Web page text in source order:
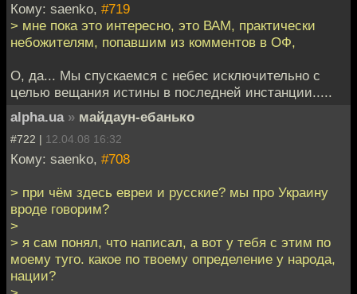
Кому: saenko, #719
> мне пока это интересно, это ВАМ, практически
небожителям, попавшим из комментов в ОФ,
О, да... Мы спускаемся с небес исключительно с
целью вещания истины в последней инстанции.....
alpha.ua » майдаун-ебанько
#722 | 12.04.08 16:32
Кому: saenko, #708
> при чём здесь евреи и русские? мы про Украину
вроде говорим?
>
> я сам понял, что написал, а вот у тебя с этим по
моему туго. какое по твоему определение у народа,
нации?